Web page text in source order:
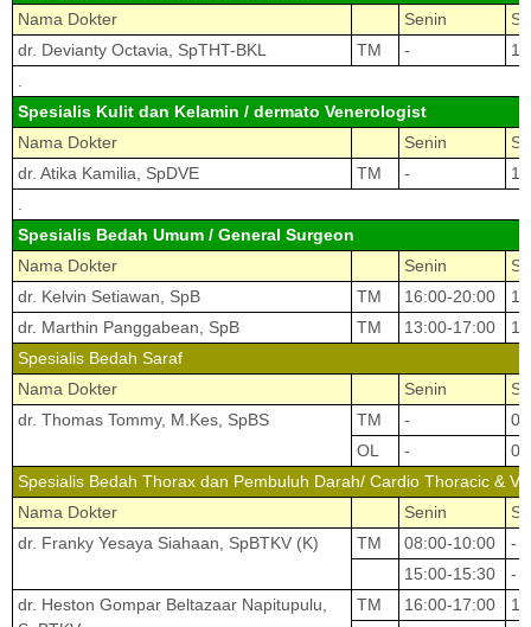
Nama Dokter
Senin
dr. Devianty Octavia, SpTHT-BKL
TM -
.
Spesialis Kulit dan Kelamin / dermato Venerologist
Nama Dokter
Senin
dr. Atika Kamilia, SpDVE
TM -
.
Spesialis Bedah Umum / General Surgeon
Nama Dokter
Senin
dr. Kelvin Setiawan, SpB
TM 16:00-20:00
dr. Marthin Panggabean, SpB
TM 13:00-17:00
Spesialis Bedah Saraf
Nama Dokter
Senin
dr. Thomas Tommy, M.Kes, SpBS
TM -
OL
-
Spesialis Bedah Thorax dan Pembuluh Darah/ Cardio Thoracic &
Nama Dokter
Senin
dr. Franky Yesaya Siahaan, SpBTKV (K)
TM 08:00-10:00
-
15:00-15:30
-
dr. Heston Gompar Beltazaar Napitupulu,
TM 16:00-17:00